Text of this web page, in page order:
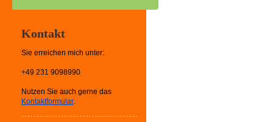
Kontakt
Sie erreichen mich unter:
+49 231 9098990
Nutzen Sie auch gerne das
Kontaktformular.